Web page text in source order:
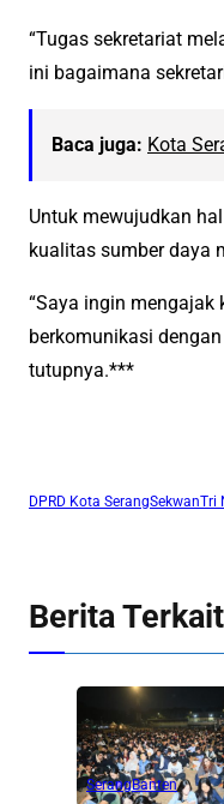
“Tugas sekretariat
ini bagaimana
Baca juga: Kota
Untuk mewujudkan
kualitas sumber daya
“Saya ingin mengajak
berkomunikasi
tutupnya.***
DPRD Kota SerangSekwanTri
Berita Terkait
SerangBanten